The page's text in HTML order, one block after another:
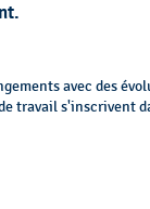
avec des
travail s'inscrivent